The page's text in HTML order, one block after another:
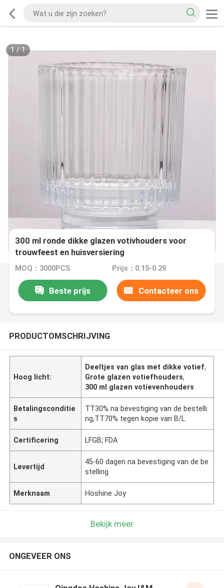
1 / 1
300 ml ronde dikke glazen votivhouders voor
trouwfeest en huisversiering
MOQ：3000PCS Prijs：0.15-0.29
Beste prijs Contacteer ons
PRODUCTOMSCHRIJVING
Hoog licht:
Deeltjes van glas met dikke votief,
Grote glazen votiefhouders,
300 ml glazen votievenhouders
Betalingsconditie
s
TT30% na bevestiging van de bestelli
ng,TT70% tegen kopie van B/L
Certificering LFGB; FDA
Levertijd
45-60 dagen na bevestiging van de be
stelling
Merknaam Hoshine Joy
Bekijk meer
ONGEVEER ONS